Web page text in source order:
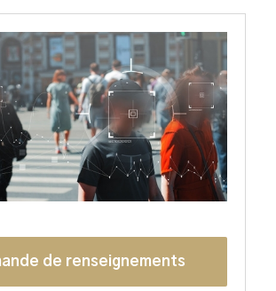
de renseignements